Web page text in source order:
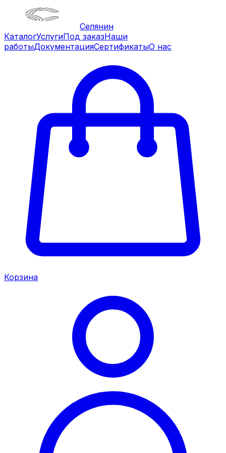
Селянин
КаталогУслугиПод заказНаши
работыДокументацияСертификатыО нас
Корзина